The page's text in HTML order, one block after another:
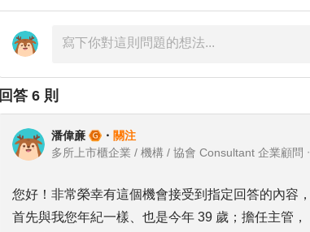
回答 6 則
潘偉亷 ・ 關注
多所上市櫃企業 / 機構 / 協會 Consultant 企業顧問 ・
您好！非常榮幸有這個機會接受到指定回答的內容，
首先與我您年紀一樣、也是今年 39 歲；擔任主管，